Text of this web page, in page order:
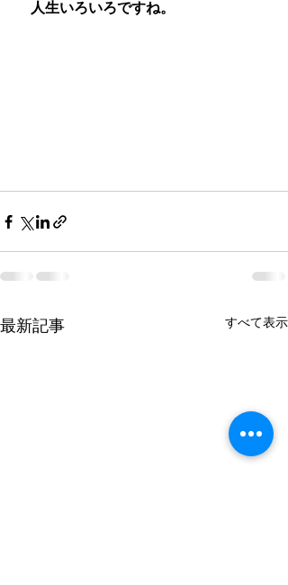
人生いろいろですね。
最新記事 すべて表示